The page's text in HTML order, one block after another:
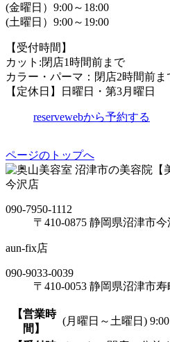
(金曜日）9:00～18:00
(土曜日）9:00～19:00
【受付時間】
カット:閉店1時間前まで
カラー・パーマ：閉店2時間前ま
【定休日】日曜日・第3月曜日
reservewebから予約する
ページのトップへ
沼津市の美容院【
今沢店
090-7950-1112
〒410-0875 静岡県沼津市今
aun-fix店
090-9033-0039
〒410-0053 静岡県沼津市寿
【営業時
間】
(月曜日～土曜日)